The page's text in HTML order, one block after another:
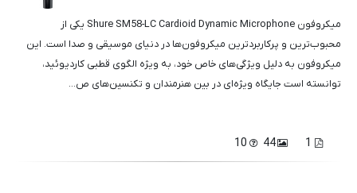
میکروفون Shure SM58-LC Cardioid Dynamic Microphone یکی از
محبوب‌ترین و پرکاربردترین میکروفون‌ها در دنیای موسیقی و صدا است. این
میکروفون به دلیل ویژگی‌های خاص خود، به ویژه الگوی قطبی کاردیوئید،
توانسته است جایگاه ویژه‌ای در بین هنرمندان و تکنسین‌های ص...
1
44
10